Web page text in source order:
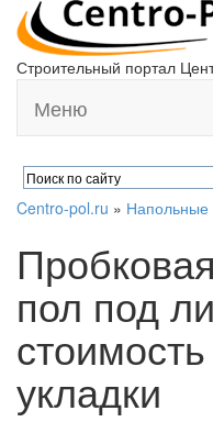
Строительный портал
Меню
Centro-pol.ru » Напольные
пол под
укладки